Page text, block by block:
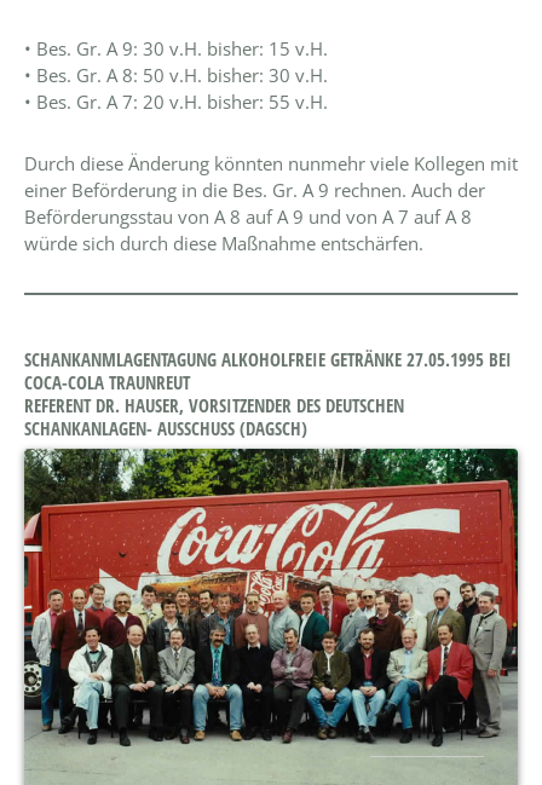
• Bes. Gr. A 9: 30 v.H. bisher: 15 v.H.
• Bes. Gr. A 8: 50 v.H. bisher: 30 v.H.
• Bes. Gr. A 7: 20 v.H. bisher: 55 v.H.
Durch diese Änderung könnten nunmehr viele Kollegen mit
einer Beförderung in die Bes. Gr. A 9 rechnen. Auch der
Beförderungsstau von A 8 auf A 9 und von A 7 auf A 8
würde sich durch diese Maßnahme entschärfen.
SCHANKANMLAGENTAGUNG ALKOHOLFREIE GETRÄNKE 27.05.1995 BEI
COCA-COLA TRAUNREUT
REFERENT DR. HAUSER, VORSITZENDER DES DEUTSCHEN
SCHANKANLAGEN- AUSSCHUSS (DAGSCH)